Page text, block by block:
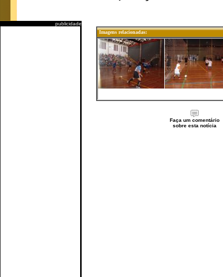
publicidade
Imagens relacionadas:
Faça um comentário
sobre esta notícia